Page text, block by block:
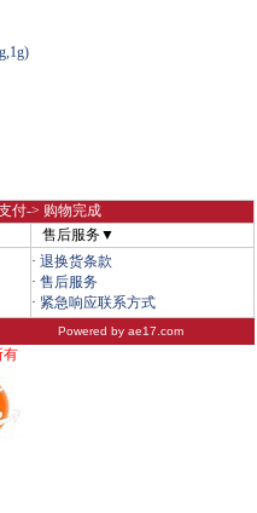
付-> 购物完成
售后服务▼
· 退换货条款
· 售后服务
· 紧急响应联系方式
Powered by ae17.com
有